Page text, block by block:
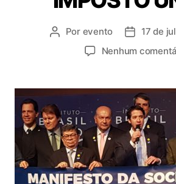
Por evento
17 de
Nenhum